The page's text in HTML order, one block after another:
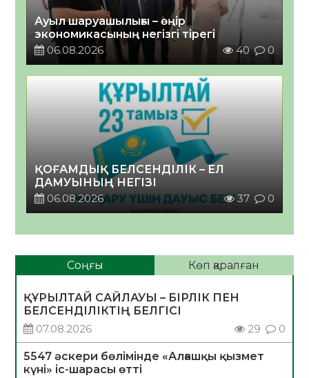
Ауыл шаруашылығы – өңір
экономикасының негізгі тірегі
06.08.2026
40 0
ҚОҒАМДЫҚ БЕЛСЕНДІЛІК – ЕЛ
ДАМУЫНЫҢ НЕГІЗІ
06.08.2026
37 0
Соңғы Көп қаралған
ҚҰРЫЛТАЙ САЙЛАУЫ – БІРЛІК ПЕН
БЕЛСЕНДІЛІКТІҢ БЕЛГІСІ
07.08.2026
29 0
5547 әскери бөлімінде «Алғашқы қызмет
күні» іс-шарасы өтті